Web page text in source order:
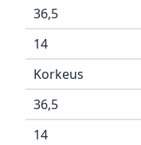
36,5
14
Korkeus
36,5
14